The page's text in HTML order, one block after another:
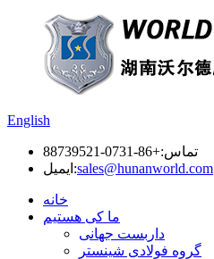
English
تماس:+86-0731-88739521
ایمیل:sales@hunanworld.com
خانه
ما کی هستیم
داربست جهانی
گروه فولادی شینستر